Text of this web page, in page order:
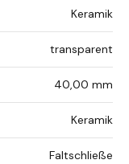
Keramik
transparent
40,00 mm
Keramik
Faltschließe